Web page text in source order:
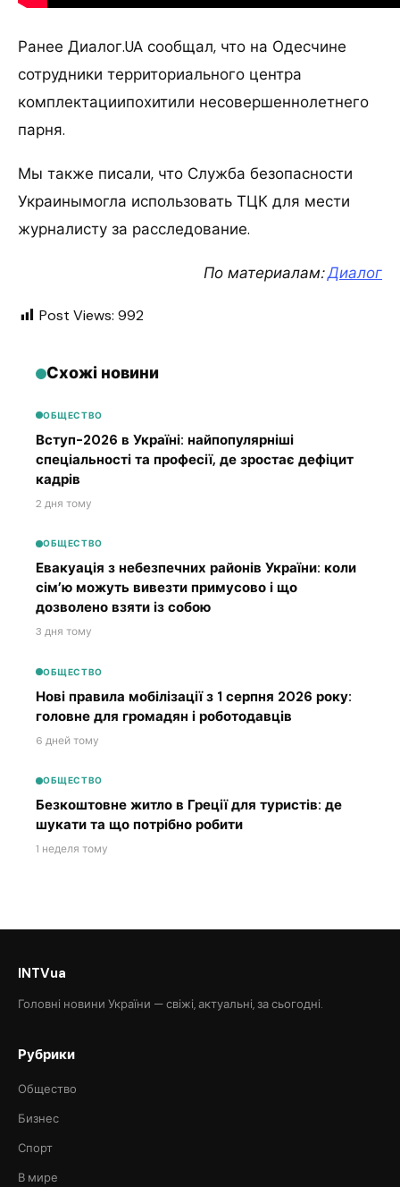
Ранее Диалог.UA сообщал, что на Одесчине
сотрудники территориального центра
комплектациипохитили несовершеннолетнего
парня.
Мы также писали, что Служба безопасности
Украинымогла использовать ТЦК для мести
журналисту за расследование.
По материалам:Диалог
Post Views: 992
Схожі новини
ОБЩЕСТВО
Вступ-2026 в Україні: найпопулярніші
спеціальності та професії, де зростає дефіцит
кадрів
2 дня тому
ОБЩЕСТВО
Евакуація з небезпечних районів України: коли
сім’ю можуть вивезти примусово і що
дозволено взяти із собою
3 дня тому
ОБЩЕСТВО
Нові правила мобілізації з 1 серпня 2026 року:
головне для громадян і роботодавців
6 дней тому
ОБЩЕСТВО
Безкоштовне житло в Греції для туристів: де
шукати та що потрібно робити
1 неделя тому
INTVua
Головні новини України — свіжі, актуальні, за сьогодні.
Рубрики
Общество
Бизнес
Спорт
В мире